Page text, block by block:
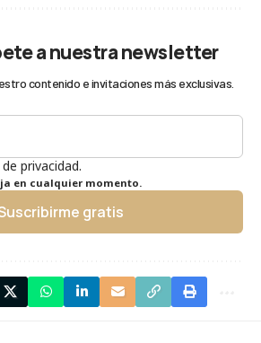
a nuestra newsletter
contenido e invitaciones más exclusivas.
privacidad.
en cualquier momento.
gratis